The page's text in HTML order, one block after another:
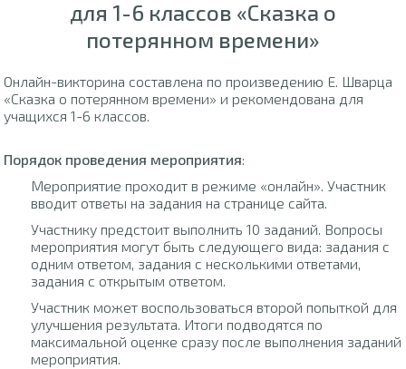
для 1-6 классов «Сказка о
потерянном времени»
Онлайн-викторина составлена по произведению Е. Шварца
«Сказка о потерянном времени» и рекомендована для
учащихся 1-6 классов.
Порядок проведения мероприятия:
Мероприятие проходит в режиме «онлайн». Участник
вводит ответы на задания на странице сайта.
Участнику предстоит выполнить 10 заданий. Вопросы
мероприятия могут быть следующего вида: задания с
одним ответом, задания с несколькими ответами,
задания с открытым ответом.
Участник может воспользоваться второй попыткой для
улучшения результата. Итоги подводятся по
максимальной оценке сразу после выполнения заданий
мероприятия.